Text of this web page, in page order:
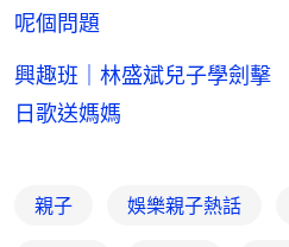
呢個問題
興趣班｜林盛斌兒子學劍擊
日歌送媽媽
親子 娛樂親子熱話